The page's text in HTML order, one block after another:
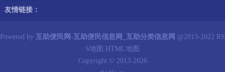
友情链接：
Powered by 互助便民网-互助便民信息网_互助分类信息网 @2013-2022 RS
S地图
HTML地图
Copyright © 2013-2026